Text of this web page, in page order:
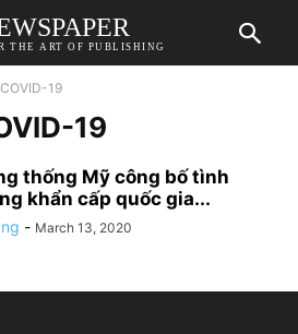
THE ART OF PUBLISHING
19
19
thống Mỹ công bố tình
khẩn cấp quốc gia...
- March 13, 2020